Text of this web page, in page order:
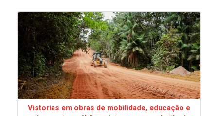
Vistorias em obras de mobilidade, educação e